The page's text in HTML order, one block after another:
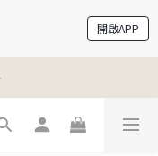
開啟APP